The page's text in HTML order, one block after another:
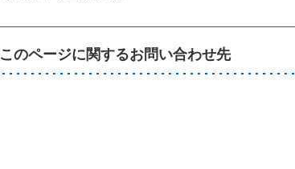
このページに関するお問い合わせ先